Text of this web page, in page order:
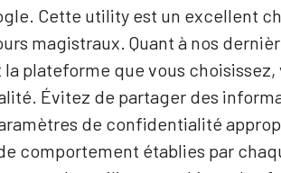
Cette utility est un excellent
magistraux. Quant à nos
plateforme que vous
Évitez de partager des
de confidentialité
comportement établies par